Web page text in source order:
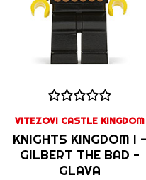
VITEZOVI CASTLE KINGDOM
KNIGHTS KINGDOM I -
GILBERT THE BAD -
GLAVA